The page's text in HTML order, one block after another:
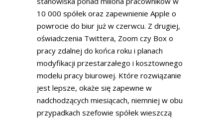
10 000 spółek oraz zapewnienie Apple o
powrocie do biur już w czerwcu. Z drugiej,
oświadczenia Twittera, Zoom czy Box o
pracy zdalnej do końca roku i planach
modyfikacji przestarzałego i kosztownego
modelu pracy biurowej. Które rozwiązanie
jest lepsze, okaże się zapewne w
nadchodzących miesiącach, niemniej w obu
przypadkach szefowie spółek wieszczą